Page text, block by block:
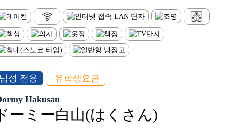
성 전용 유학생요금
Hakusan
ーミー白山(はくさん)